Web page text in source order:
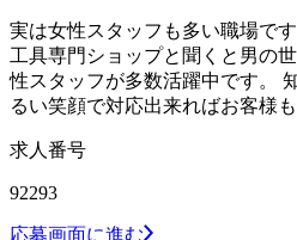
実は女性スタッフも多い職場で
工具専門ショップと聞くと男の
性スタッフが多数活躍中です。
るい笑顔で対応出来ればお客様も
求人番号
92293
応募画面に進む